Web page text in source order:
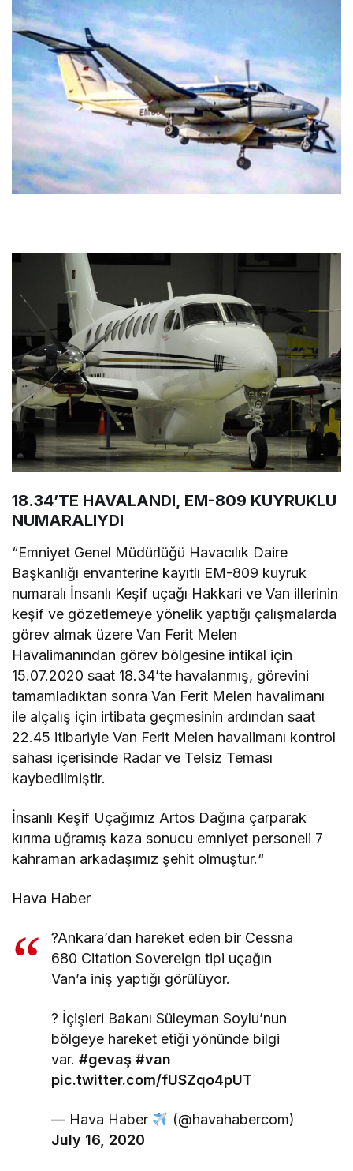
18.34’TE HAVALANDI, EM-809 KUYRUKLU
NUMARALIYDI
“Emniyet Genel Müdürlüğü Havacılık Daire
Başkanlığı envanterine kayıtlı EM-809 kuyruk
numaralı İnsanlı Keşif uçağı Hakkari ve Van illerinin
keşif ve gözetlemeye yönelik yaptığı çalışmalarda
görev almak üzere Van Ferit Melen
Havalimanından görev bölgesine intikal için
15.07.2020 saat 18.34’te havalanmış, görevini
tamamladıktan sonra Van Ferit Melen havalimanı
ile alçalış için irtibata geçmesinin ardından saat
22.45 itibariyle Van Ferit Melen havalimanı kontrol
sahası içerisinde Radar ve Telsiz Teması
kaybedilmiştir.
İnsanlı Keşif Uçağımız Artos Dağına çarparak
kırıma uğramış kaza sonucu emniyet personeli 7
kahraman arkadaşımız şehit olmuştur.“
Hava Haber
?Ankara’dan hareket eden bir Cessna
680 Citation Sovereign tipi uçağın
Van’a iniş yaptığı görülüyor.
? İçişleri Bakanı Süleyman Soylu’nun
bölgeye hareket etiği yönünde bilgi
var.#gevaş #van
pic.twitter.com/fUSZqo4pUT
— Hava Haber
(@havahabercom)
July 16, 2020